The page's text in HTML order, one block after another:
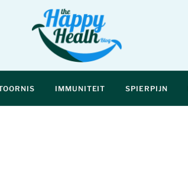
IMMUNITEIT SPIERPIJN